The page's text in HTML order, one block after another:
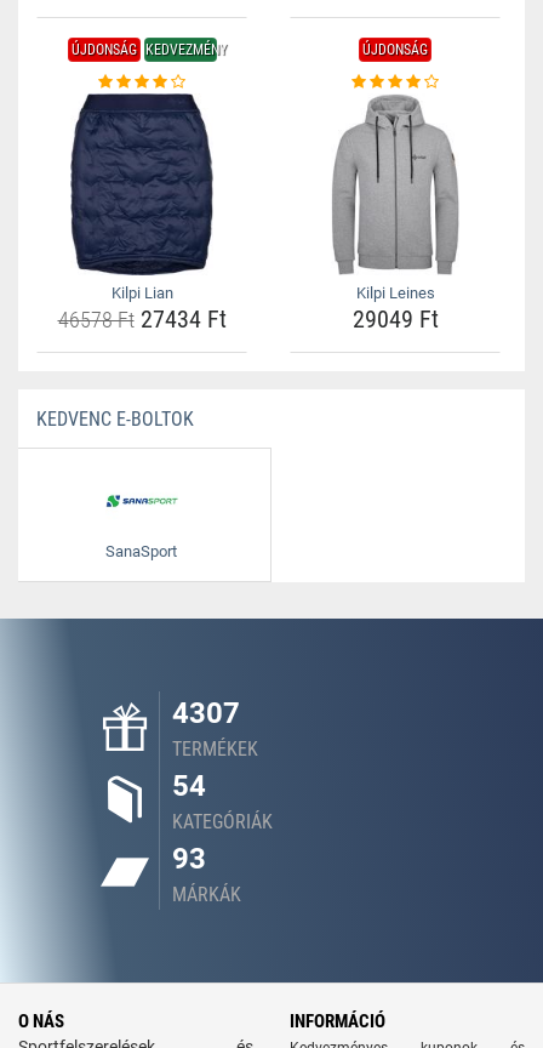
ÚJDONSÁG KEDVEZMÉNY
Kilpi Lian
46578 Ft27434 Ft
ÚJDONSÁG
Kilpi Leines
29049 Ft
KEDVENC E-BOLTOK
SanaSport
4307
TERMÉKEK
54
KATEGÓRIÁK
93
MÁRKÁK
O NÁS INFORMÁCIÓ